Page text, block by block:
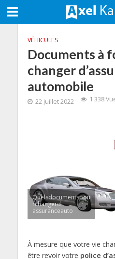
VÉHICULES
Documents à
changer
automobile
22 juillet 2022 1 338
Quelsdocumentspou
rchangerd
assuranceauto
À mesure que votre vie
être revoir votre police